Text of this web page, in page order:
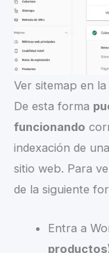
Ver sitemap en
De esta forma
funcionando
indexación de
sitio web. Para
de la siguiente
Entra a